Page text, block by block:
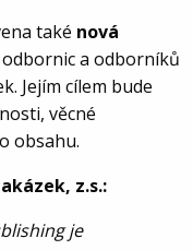
také nová
a odborníků
Jejím cílem bude
věcné
obsahu.
z.s.:
je